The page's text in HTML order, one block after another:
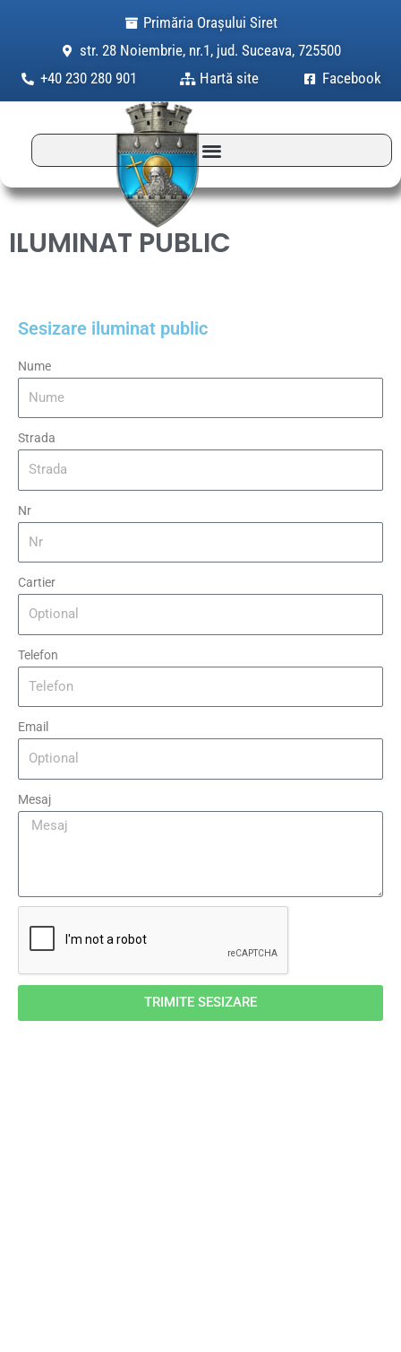
Primăria Orașului Siret
str. 28 Noiembrie, nr.1, jud. Suceava, 725500
+40 230 280 901
Hartă site Facebook
ILUMINAT PUBLIC
Sesizare iluminat public
Nume
Strada
Nr
Cartier
Telefon
Email
Mesaj
TRIMITE SESIZARE